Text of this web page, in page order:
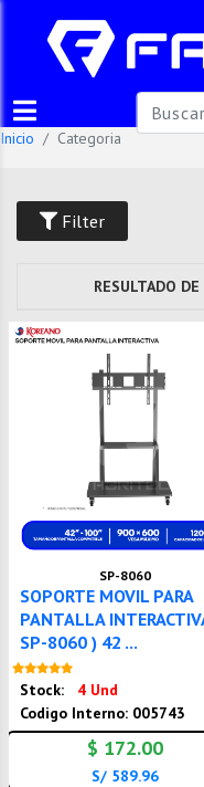
Inicio Categoria
Filter
RESULTADO DE
SP-8060
SOPORTE MOVIL PARA
PANTALLA
SP-8060 ) 42 ...
Stock:
4 Und
Codigo Interno: 005743
$ 172.00
S/ 589.96